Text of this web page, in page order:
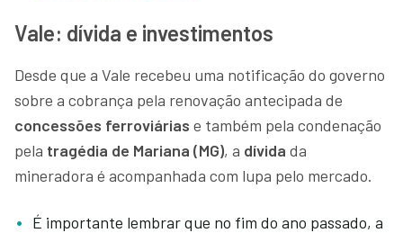
Vale: dívida e investimentos
Desde que a Vale recebeu uma notificação do governo
sobre a cobrança pela renovação antecipada de
concessões ferroviárias e também pela condenação
pela tragédia de Mariana (MG), a dívida da
mineradora é acompanhada com lupa pelo mercado.
É importante lembrar que no fim do ano passado, a